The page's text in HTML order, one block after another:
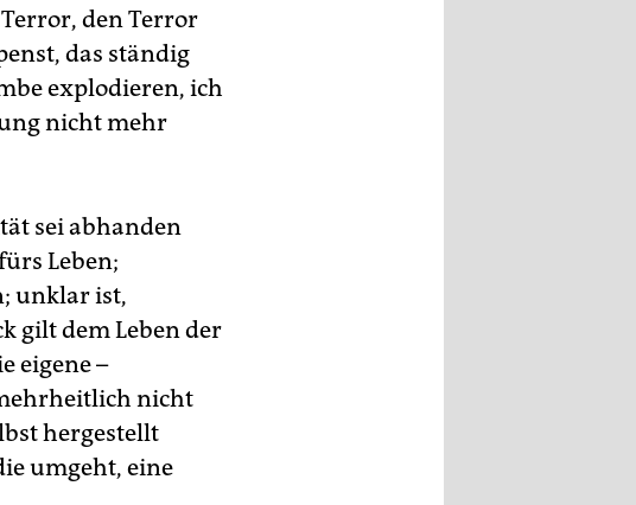
den Terror
das ständig
explodieren, ich
nicht mehr
sei abhanden
Leben;
unklar ist,
gilt dem Leben der
eigene –
nicht
hergestellt
umgeht, eine